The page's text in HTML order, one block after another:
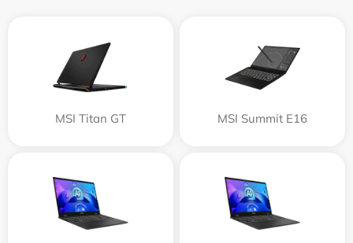
MSI Titan GT MSI Summit E16